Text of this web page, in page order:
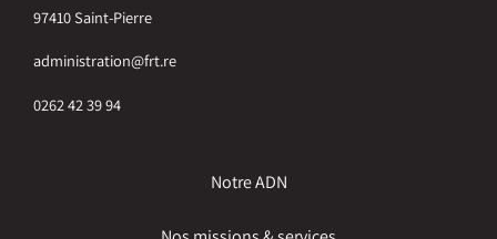
97410 Saint-Pierre
administration@frt.re
0262 42 39 94
Notre ADN